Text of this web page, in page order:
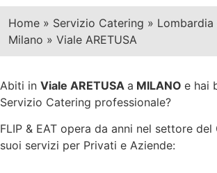
Home » Servizio Catering » Lombardia
Milano » Viale ARETUSA
Abiti in Viale ARETUSA a MILANO e hai
Servizio Catering professionale?
FLIP & EAT opera da anni nel settore
suoi servizi per Privati e Aziende: